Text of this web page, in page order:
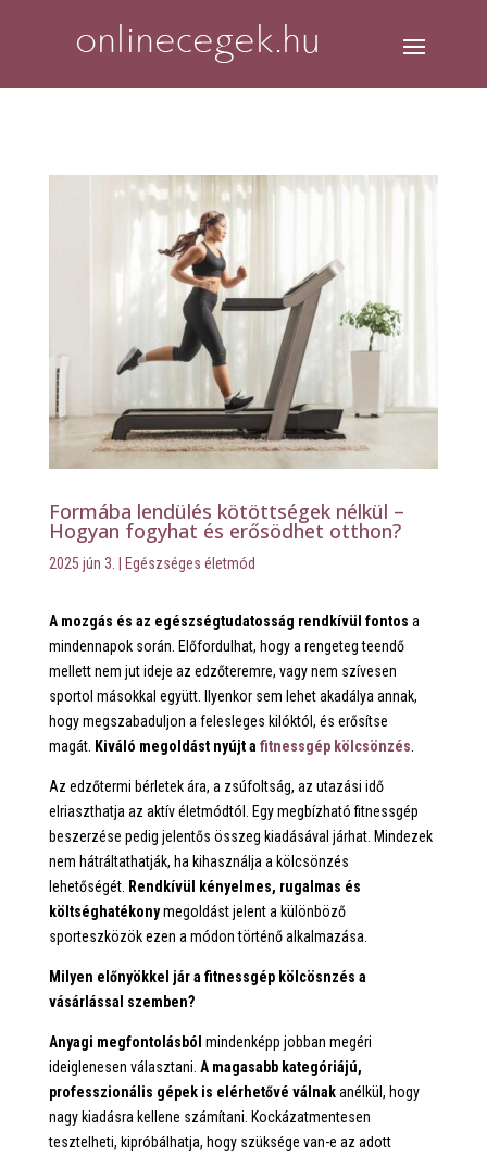
Formába lendülés kötöttségek nélkül –
Hogyan fogyhat és erősödhet otthon?
2025 jún 3. | Egészséges életmód
A mozgás és az egészségtudatosság rendkívül fontos a
mindennapok során. Előfordulhat, hogy a rengeteg teendő
mellett nem jut ideje az edzőteremre, vagy nem szívesen
sportol másokkal együtt. Ilyenkor sem lehet akadálya annak,
hogy megszabaduljon a felesleges kilóktól, és erősítse
magát. Kiváló megoldást nyújt a fitnessgép kölcsönzés
Az edzőtermi bérletek ára, a zsúfoltság, az utazási idő
elriaszthatja az aktív életmódtól. Egy megbízható fitnessgép
beszerzése pedig jelentős összeg kiadásával járhat. Mindezek
nem hátráltathatják, ha kihasználja a kölcsönzés
lehetőségét. Rendkívül kényelmes, rugalmas és
költséghatékonymegoldást jelent a különböző
sporteszközök ezen a módon történő alkalmazása.
Milyen előnyökkel jár a fitnessgép kölcösnzés a
vásárlással szemben?
Anyagi megfontolásból mindenképp jobban megéri
ideiglenesen választani. A magasabb kategóriájú,
professzionális gépek is elérhetővé válnakanélkül, hogy
nagy kiadásra kellene számítani. Kockázatmentesen
tesztelheti, kipróbálhatja, hogy szüksége van-e az adott